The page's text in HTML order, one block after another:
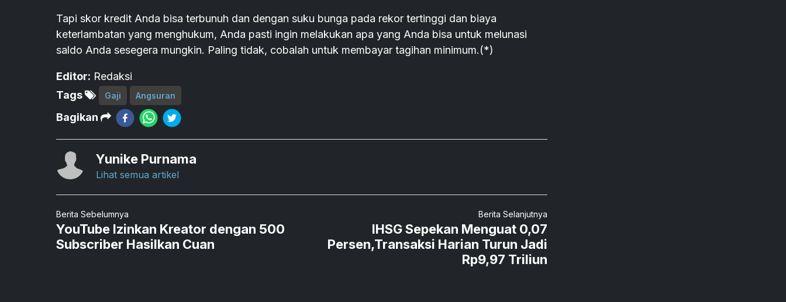
Tapi skor kredit Anda bisa terbunuh dan dengan suku bunga pada rekor tertinggi dan biaya
keterlambatan yang menghukum, Anda pasti ingin melakukan apa yang Anda bisa untuk melunasi
saldo Anda sesegera mungkin. Paling tidak, cobalah untuk membayar tagihan minimum.(*)
Editor: Redaksi
Tags
Gaji Angsuran
Bagikan
Yunike Purnama
Lihat semua artikel
Berita Sebelumnya
YouTube Izinkan Kreator dengan 500
Subscriber Hasilkan Cuan
Berita Selanjutnya
IHSG Sepekan Menguat 0,07
Persen,Transaksi Harian Turun Jadi
Rp9,97 Triliun